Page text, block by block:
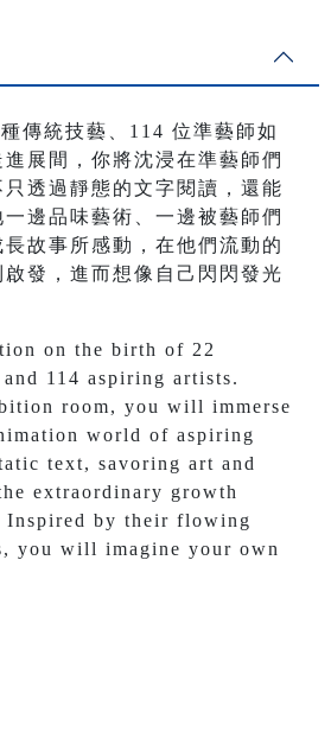
傳統技藝、114 位準藝師如
展間，你將沈浸在準藝師們
透過靜態的文字閱讀，還能
邊品味藝術、一邊被藝師們
故事所感動，在他們流動的
發，進而想像自己閃閃發光
on the birth of 22
114 aspiring artists.
room, you will immerse
world of aspiring
text, savoring art and
extraordinary growth
Inspired by their flowing
you will imagine your own